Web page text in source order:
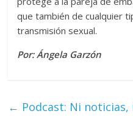
que también de cualquier
transmisión sexual.
Por: Ángela Garzón
← Podcast: Ni noticias,